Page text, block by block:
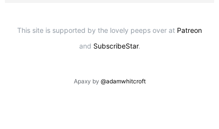
This site is supported by the lovely peeps over at Patreon
and SubscribeStar.
Apaxy by @adamwhitcroft